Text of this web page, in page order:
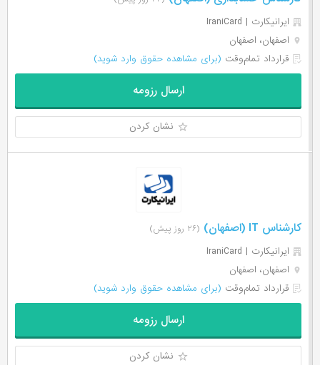
ایرانیکارت | IraniCard
اصفهان، اصفهان
قرارداد تمام‌وقت (برای مشاهده حقوق وارد شوید)
ارسال رزومه
نشان کردن
کارشناس IT (اصفهان) (۲۶ روز پیش)
ایرانیکارت | IraniCard
اصفهان، اصفهان
قرارداد تمام‌وقت (برای مشاهده حقوق وارد شوید)
ارسال رزومه
نشان کردن